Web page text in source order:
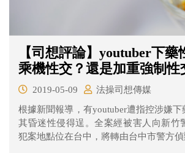
【司想評論】youtuber下藥
乘機性交？還是加重強制性
2019-05-09
法操司想傳媒
根據新聞報導，有youtuber遭指控涉嫌
其昏迷性侵得逞。全案經被害人向新竹
犯案地點位在台中，將轉由台中市警方偵